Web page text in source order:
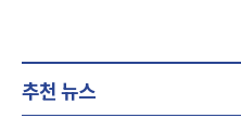
추천 뉴스